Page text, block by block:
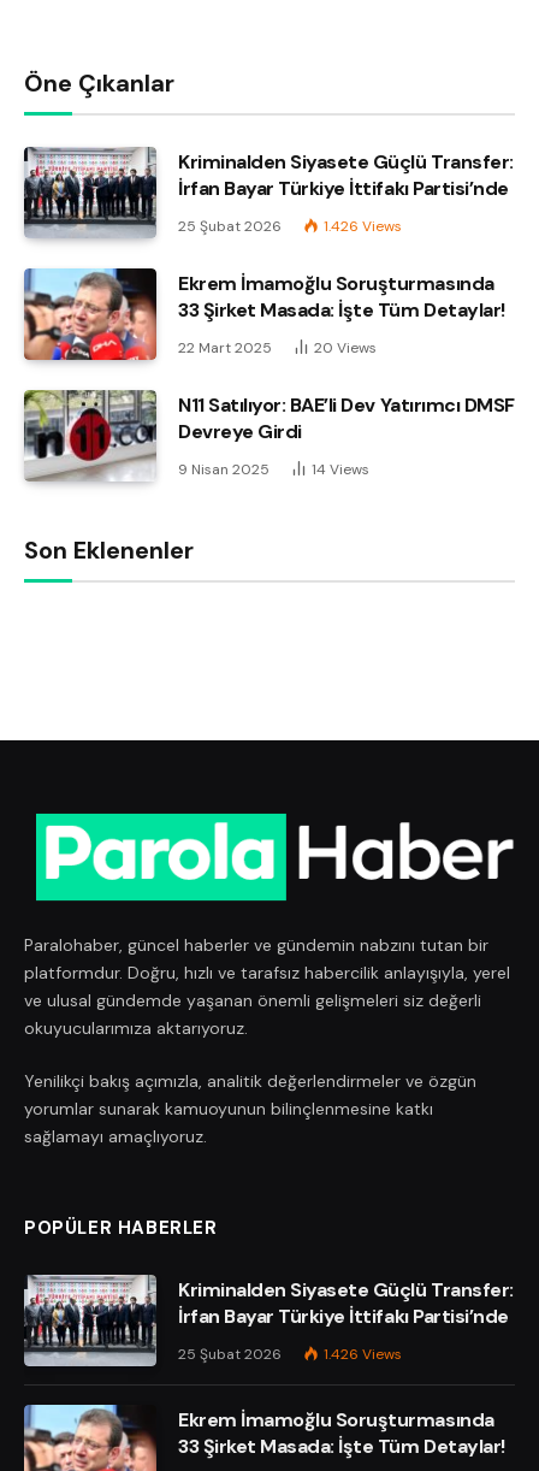
Öne Çıkanlar
Kriminalden Siyasete Güçlü Transfer:
İrfan Bayar Türkiye İttifakı Partisi’nde
25 Şubat 2026 1.426 Views
Ekrem İmamoğlu Soruşturmasında
33 Şirket Masada: İşte Tüm Detaylar!
22 Mart 2025 20 Views
N11 Satılıyor: BAE’li Dev Yatırımcı DMSF
Devreye Girdi
9 Nisan 2025 14 Views
Son Eklenenler
Paralohaber, güncel haberler ve gündemin nabzını tutan bir
platformdur. Doğru, hızlı ve tarafsız habercilik anlayışıyla, yerel
ve ulusal gündemde yaşanan önemli gelişmeleri siz değerli
okuyucularımıza aktarıyoruz.
Yenilikçi bakış açımızla, analitik değerlendirmeler ve özgün
yorumlar sunarak kamuoyunun bilinçlenmesine katkı
sağlamayı amaçlıyoruz.
POPÜLER HABERLER
Kriminalden Siyasete Güçlü Transfer:
İrfan Bayar Türkiye İttifakı Partisi’nde
25 Şubat 2026 1.426 Views
Ekrem İmamoğlu Soruşturmasında
33 Şirket Masada: İşte Tüm Detaylar!